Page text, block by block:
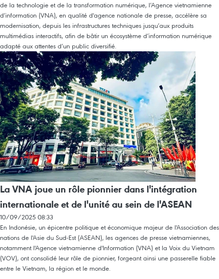
de la technologie et de la transformation numérique, l’Agence vietnamienne
d’information (VNA), en qualité d'agence nationale de presse, accélère sa
modernisation, depuis les infrastructures techniques jusqu’aux produits
multimédias interactifs, afin de bâtir un écosystème d’information numérique
adapté aux attentes d’un public diversifié.
La VNA joue un rôle pionnier dans l'intégration
internationale et de l'unité au sein de l'ASEAN
10/09/2025 08:33
En Indonésie, un épicentre politique et économique majeur de l'Association des
nations de l'Asie du Sud-Est (ASEAN), les agences de presse vietnamiennes,
notamment l'Agence vietnamienne d'Information (VNA) et la Voix du Vietnam
(VOV), ont consolidé leur rôle de pionnier, forgeant ainsi une passerelle fiable
entre le Vietnam, la région et le monde.